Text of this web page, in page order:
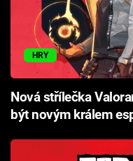
HRY
Nová střílečka
být novým králem